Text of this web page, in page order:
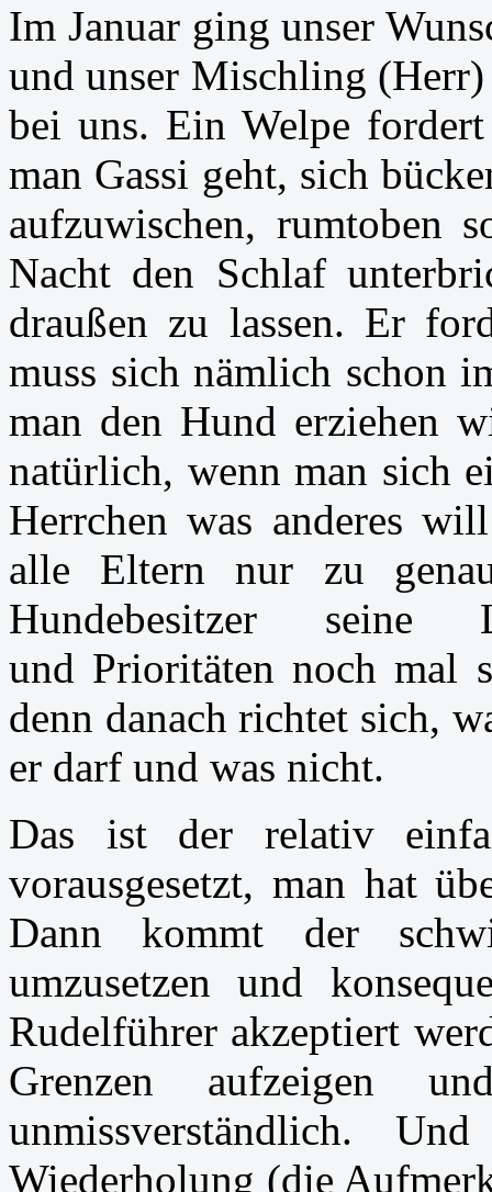
Im Januar ging unser
und unser Mischling
bei uns. Ein Welpe
man Gassi geht, sich
aufzuwischen, rumtoben
Nacht den Schlaf
draußen zu lassen. Er
muss sich nämlich schon
man den Hund erziehen
natürlich, wenn man sich
Herrchen was anderes
alle Eltern nur zu
Hundebesitzer seine
und Prioritäten noch mal
denn danach richtet sich,
er darf und was nicht.
Das ist der relativ
vorausgesetzt, man hat
Dann kommt der
umzusetzen und
Rudelführer akzeptiert
Grenzen aufzeigen
unmissverständlich.
Wiederholung (die